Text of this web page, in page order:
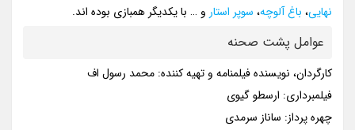
نهایی، باغ آلوچه، سوپر استار و … با یکدیگر همبازی بوده اند.
عوامل پشت صحنه
کارگردان، نویسنده فیلمنامه و تهیه کننده: محمد رسول اف
فیلمبرداری: ارسطو گیوی
چهره پرداز: ساناز سرمدی